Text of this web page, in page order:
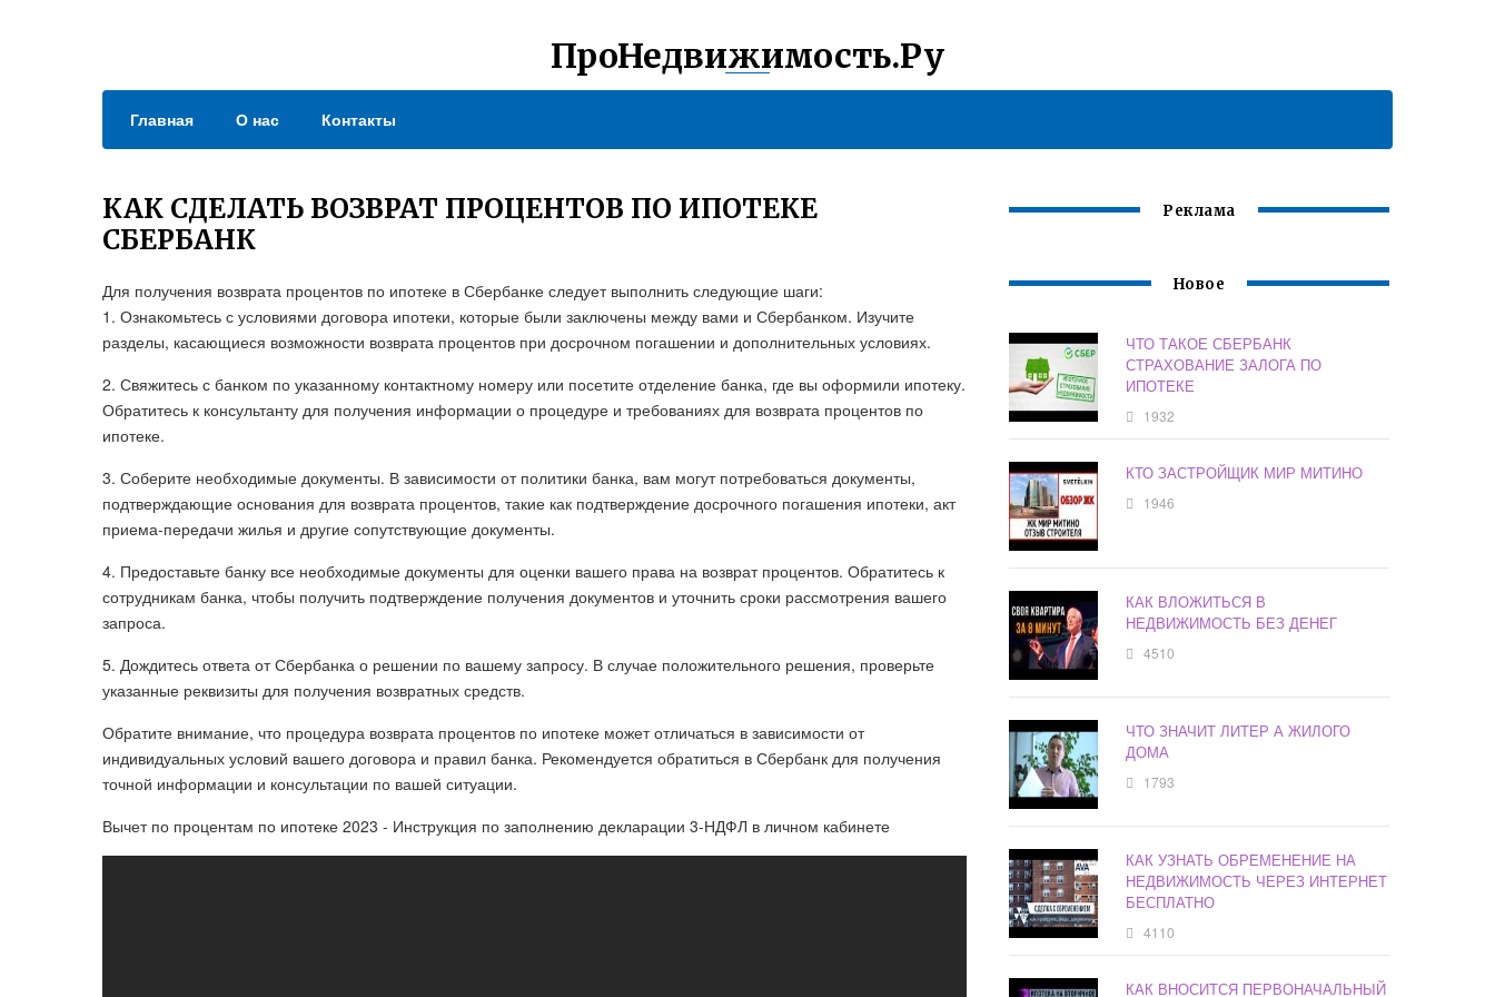
ПроНедвижимость.Ру
Главная О нас Контакты
КАК СДЕЛАТЬ ВОЗВРАТ ПРОЦЕНТОВ ПО ИПОТЕКЕ
СБЕРБАНК
Для получения возврата процентов по ипотеке в Сбербанке следует выполнить следующие шаги:
1. Ознакомьтесь с условиями договора ипотеки, которые были заключены между вами и Сбербанком. Изучите
разделы, касающиеся возможности возврата процентов при досрочном погашении и дополнительных условиях.
2. Свяжитесь с банком по указанному контактному номеру или посетите отделение банка, где вы оформили ипотеку.
Обратитесь к консультанту для получения информации о процедуре и требованиях для возврата процентов по
ипотеке.
3. Соберите необходимые документы. В зависимости от политики банка, вам могут потребоваться документы,
подтверждающие основания для возврата процентов, такие как подтверждение досрочного погашения ипотеки, акт
приема-передачи жилья и другие сопутствующие документы.
4. Предоставьте банку все необходимые документы для оценки вашего права на возврат процентов. Обратитесь к
сотрудникам банка, чтобы получить подтверждение получения документов и уточнить сроки рассмотрения вашего
запроса.
5. Дождитесь ответа от Сбербанка о решении по вашему запросу. В случае положительного решения, проверьте
указанные реквизиты для получения возвратных средств.
Обратите внимание, что процедура возврата процентов по ипотеке может отличаться в зависимости от
индивидуальных условий вашего договора и правил банка. Рекомендуется обратиться в Сбербанк для получения
точной информации и консультации по вашей ситуации.
Вычет по процентам по ипотеке 2023 - Инструкция по заполнению декларации 3-НДФЛ в личном кабинете
Реклама
Новое
ЧТО ТАКОЕ СБЕРБАНК
СТРАХОВАНИЕ ЗАЛОГА ПО
ИПОТЕКЕ
1932
КТО ЗАСТРОЙЩИК МИР МИТИНО
1946
КАК ВЛОЖИТЬСЯ В
НЕДВИЖИМОСТЬ БЕЗ ДЕНЕГ
4510
ЧТО ЗНАЧИТ ЛИТЕР А ЖИЛОГО
ДОМА
1793
КАК УЗНАТЬ ОБРЕМЕНЕНИЕ НА
НЕДВИЖИМОСТЬ ЧЕРЕЗ ИНТЕРНЕТ
БЕСПЛАТНО
4110
КАК ВНОСИТСЯ ПЕРВОНАЧАЛЬНЫЙ